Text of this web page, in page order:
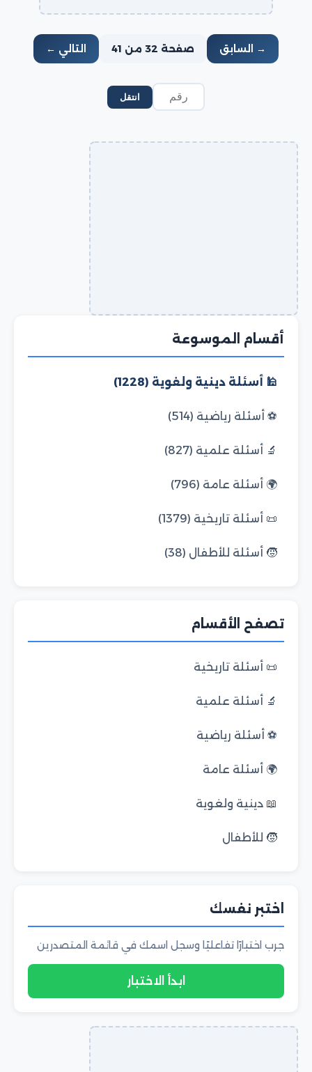
→ السابق صفحة 32 من 41 التالي ←
انتقل
أقسام الموسوعة
🕌 أسئلة دينية ولغوية (1228)
⚽ أسئلة رياضية (514)
🔬 أسئلة علمية (827)
🌍 أسئلة عامة (796)
📜 أسئلة تاريخية (1379)
🧒 أسئلة للأطفال (38)
تصفح الأقسام
📜 أسئلة تاريخية
🔬 أسئلة علمية
⚽ أسئلة رياضية
🌍 أسئلة عامة
📖 دينية ولغوية
🧒 للأطفال
اختبر نفسك
جرب اختبارًا تفاعليًا وسجل اسمك في قائمة المتصدرين
ابدأ الاختبار